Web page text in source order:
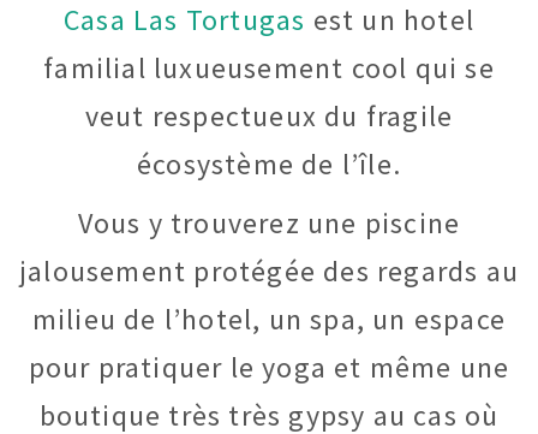
Casa Las Tortugas est un hotel
familial luxueusement cool qui se
veut respectueux du fragile
écosystème de l’île.
Vous y trouverez une piscine
jalousement protégée des regards au
milieu de l’hotel, un spa, un espace
pour pratiquer le yoga et même une
boutique très très gypsy au cas où